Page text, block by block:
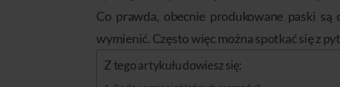
Co prawda, obecnie produkowane paski
wymienić. Często więc można spotkać się z
Z tego artykułu dowiesz się: